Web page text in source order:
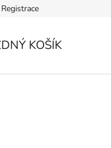
Registrace
KOŠÍK